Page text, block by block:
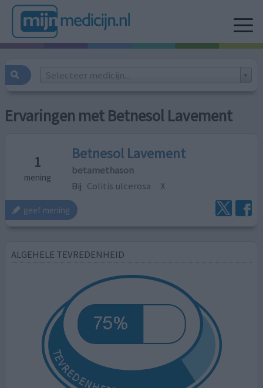
Selecteer medicijn...
Ervaringen met Betnesol Lavement
1
mening
Betnesol Lavement
betamethason
Bij Colitis ulcerosa X
geef mening
ALGEHELE TEVREDENHEID